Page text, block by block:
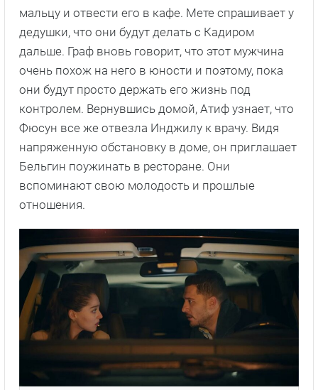
мальцу и отвести его в кафе. Мете спрашивает у
дедушки, что они будут делать с Кадиром
дальше. Граф вновь говорит, что этот мужчина
очень похож на него в юности и поэтому, пока
они будут просто держать его жизнь под
контролем. Вернувшись домой, Атиф узнает, что
Фюсун все же отвезла Инджилу к врачу. Видя
напряженную обстановку в доме, он приглашает
Бельгин поужинать в ресторане. Они
вспоминают свою молодость и прошлые
отношения.